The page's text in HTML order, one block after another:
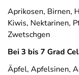
Aprikosen, Birnen,
Kiwis, Nektarinen,
Zwetschgen
Bei 3 bis 7 Grad
Äpfel, Apfelsinen,